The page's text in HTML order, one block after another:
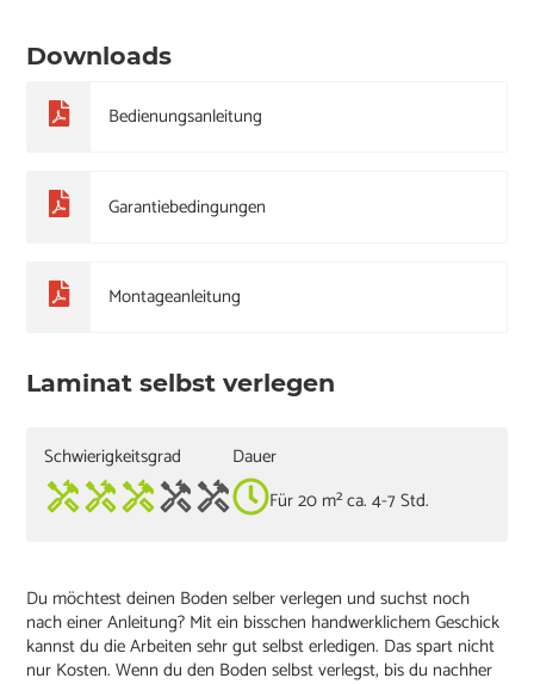
Downloads
Bedienungsanleitung
Garantiebedingungen
Montageanleitung
Laminat selbst verlegen
Schwierigkeitsgrad
Dauer
Für 20 m² ca. 4-7 Std.
Du möchtest deinen Boden selber verlegen und suchst noch
nach einer Anleitung? Mit ein bisschen handwerklichem Geschick
kannst du die Arbeiten sehr gut selbst erledigen. Das spart nicht
nur Kosten. Wenn du den Boden selbst verlegst, bis du nachher